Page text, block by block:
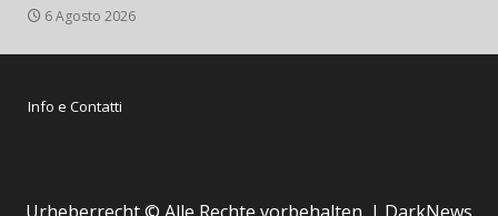
6 Agosto 2026
Info e Contatti